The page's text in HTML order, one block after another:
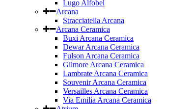
Lugo Alfobel
Arcana
Stracciatella Arcana
Arcana Ceramica
Buxi Arcana Ceramica
Dewar Arcana Ceramica
Fulson Arcana Ceramica
Gilmore Arcana Ceramica
Lambrate Arcana Ceramica
Souvenir Arcana Ceramica
Versailles Arcana Ceramica
Via Emilia Arcana Ceramica